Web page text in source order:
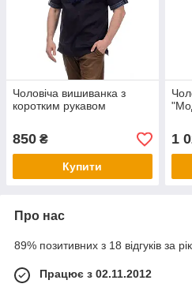
Чоловіча вишиванка з
коротким рукавом
850 ₴
Купити
1
Про нас
89% позитивних з 18 відгуків за рік
Працює з 02.11.2012